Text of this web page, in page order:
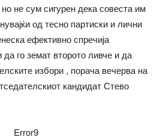
не сум сигурен дека совеста им
од тесно партиски и лични
ефективно спречија
да го земат второто ливче и да
избори , порача вечерва на
кандидат Стево
Error9